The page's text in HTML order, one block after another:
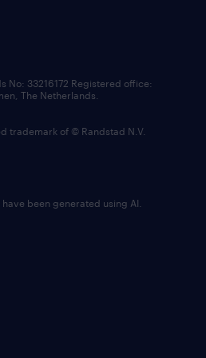
No: 33216172 Registered office:
The Netherlands.
trademark of © Randstad N.V.
been generated using AI.